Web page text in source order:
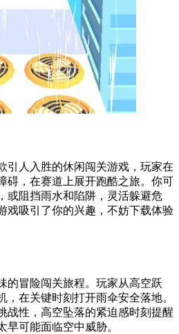
引人入胜的休闲闯关游戏，玩家在
碍，在赛道上展开跑酷之旅。你可
或阻挡雨水和陷阱，灵活躲避危
戏吸引了你的兴趣，不妨下载体验
的冒险闯关旅程。玩家从高空跃
，在关键时刻打开雨伞安全落地。
战性，高空坠落的紧迫感时刻提醒
可能面临空中威胁。